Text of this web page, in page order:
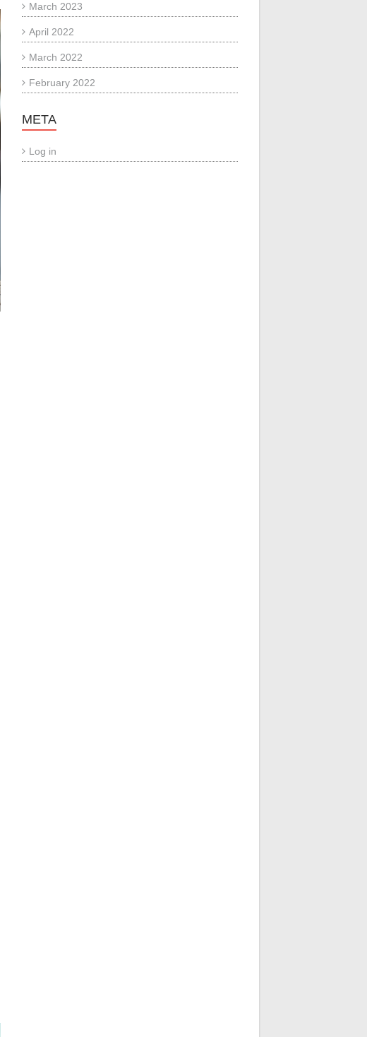
March 2023
April 2022
March 2022
February 2022
META
Log in